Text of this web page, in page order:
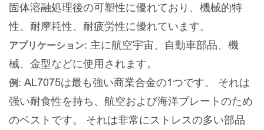
固体溶融処理後の可塑性に優れており、機械的特
性、耐摩耗性、耐疲労性に優れています。
アプリケーション: 主に航空宇宙、自動車部品、機
械、金型などに使用されます。
例 : AL7075は最も強い商業合金の1つです。 それは
强い耐食性を持ち、航空および海洋プレートのため
のベストです。 それは非常にストレスの多い部品